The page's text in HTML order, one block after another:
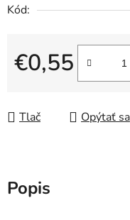
Kód:
€0,55
Jednotková cena:
Tlač Opýtať sa
Popis